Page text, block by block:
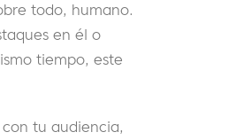
todo, humano.
en él o
tiempo, este
tu audiencia,